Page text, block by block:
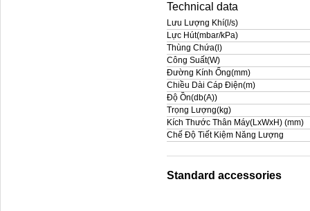
Technical data
Lưu Lượng Khí(l/s)
Lực Hút(mbar/kPa)
Thùng Chứa(l)
Công Suất(W)
Đường Kính Ống(mm)
Chiều Dài Cáp Điện(m)
Độ Ồn(db(A))
Trọng Lượng(kg)
Kích Thước Thân Máy(LxWxH) (mm)
Chế Độ Tiết Kiệm Năng Lượng
Standard accessories